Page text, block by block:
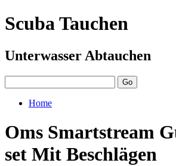
Scuba Tauchen
Unterwasser Abtauchen
Home
Oms Smartstream
set Mit Beschlägen